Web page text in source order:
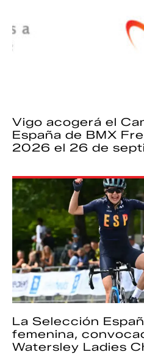
Vigo acogerá el
España de BMX
2026 el 26 de
La Selección
femenina,
Watersley Ladies